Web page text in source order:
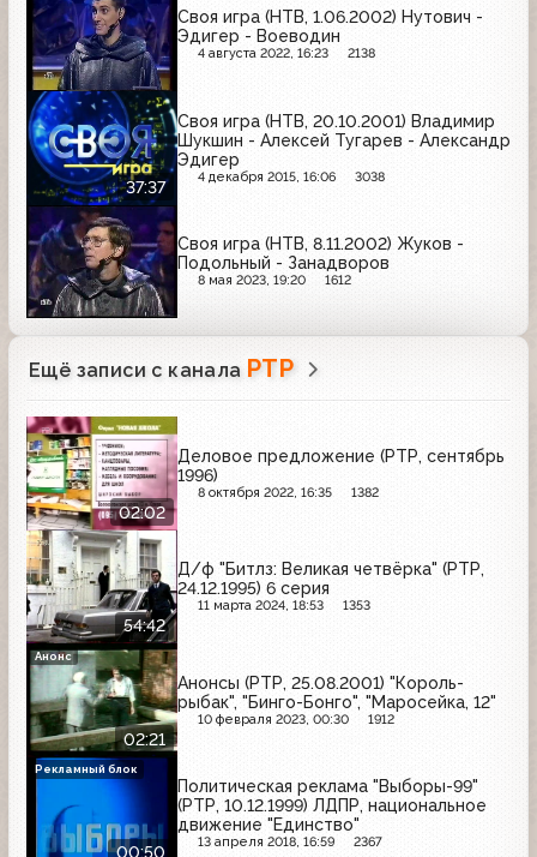
Своя игра (НТВ, 1.06.2002) Нутович -
Эдигер - Воеводин
4 августа 2022, 16:23 2138
37:37
Своя игра (НТВ, 20.10.2001) Владимир
Шукшин - Алексей Тугарев - Александр
Эдигер
4 декабря 2015, 16:06 3038
Своя игра (НТВ, 8.11.2002) Жуков -
Подольный - Занадворов
8 мая 2023, 19:20 1612
Ещё записи с канала РТР
02:02
Деловое предложение (РТР, сентябрь
1996)
8 октября 2022, 16:35 1382
54:42
Д/ф "Битлз: Великая четвёрка" (РТР,
24.12.1995) 6 серия
11 марта 2024, 18:53 1353
02:21
Анонсы (РТР, 25.08.2001) "Король-
рыбак", "Бинго-Бонго", "Маросейка, 12"
10 февраля 2023, 00:30 1912
Анонс
00:50
Политическая реклама "Выборы-99"
(РТР, 10.12.1999) ЛДПР, национальное
движение "Единство"
13 апреля 2018, 16:59 2367
Рекламный блок